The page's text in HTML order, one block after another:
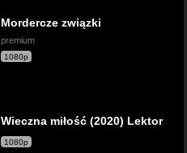
Mordercze związki
premium
1080p
Wieczna miłość (2020) Lektor
1080p